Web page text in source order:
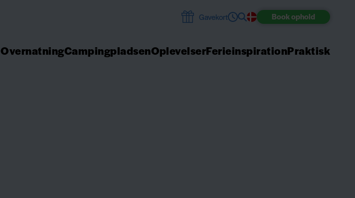
Gavekort Bookophold
OvernatningCampingpladsenOplevelserFerieinspirationPraktisk